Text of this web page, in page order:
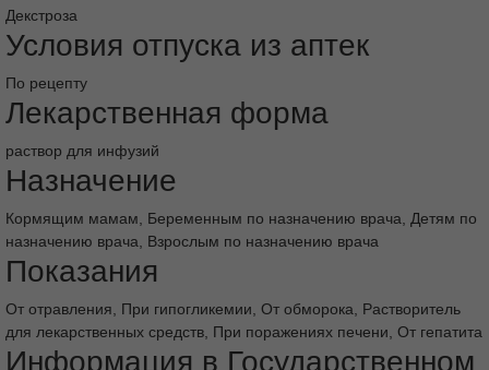
Декстроза
Условия отпуска из аптек
По рецепту
Лекарственная форма
раствор для инфузий
Назначение
Кормящим мамам, Беременным по назначению врача, Детям по
назначению врача, Взрослым по назначению врача
Показания
От отравления, При гипогликемии, От обморока, Растворитель
для лекарственных средств, При поражениях печени, От гепатита
Информация в Государственном